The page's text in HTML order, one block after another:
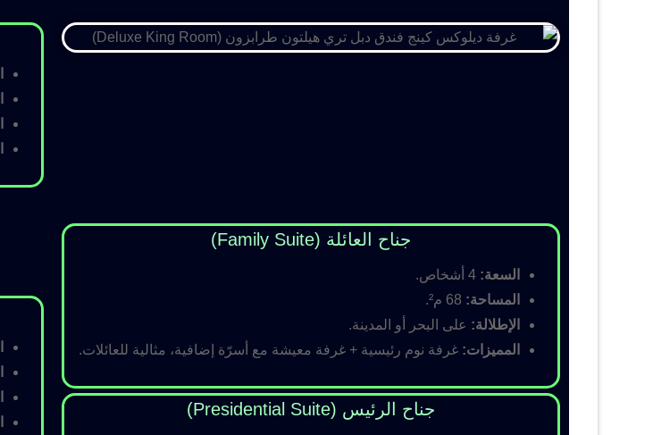
جناح العائلة (Family Suite)
السعة:
المساحة:
الإطلالة: على البحر أو المدينة.
المميزات: غرفة نوم رئيسية + غرفة معيشة مع أسرّة إضافية، مثالية للعائلات.
جناح الرئيس (Presidential Suite)